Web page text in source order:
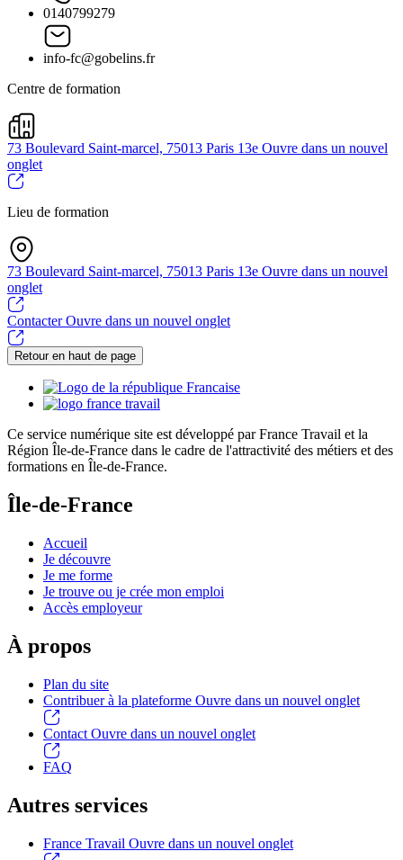
0140799279
info-fc@gobelins.fr
Centre de formation
73 Boulevard Saint-marcel, 75013 Paris 13e Ouvre dans un nouvel
onglet
Lieu de formation
73 Boulevard Saint-marcel, 75013 Paris 13e Ouvre dans un nouvel
onglet
ContacterOuvre dans un nouvel onglet
Retour en haut de page
Ce service numérique site est développé par France Travail et la
Région Île-de-France dans le cadre de l'attractivité des métiers et des
formations en Île-de-France.
Île-de-France
Accueil
Je découvre
Je me forme
Je trouve ou je crée mon emploi
Accès employeur
À propos
Plan du site
Contribuer à la plateforme Ouvre dans un nouvel onglet
Contact Ouvre dans un nouvel onglet
FAQ
Autres services
France Travail Ouvre dans un nouvel onglet